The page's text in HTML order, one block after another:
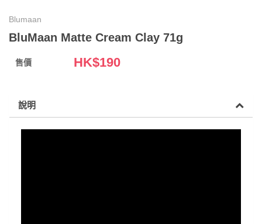
Blumaan
BluMaan Matte Cream Clay 71g
售價 HK$190
說明